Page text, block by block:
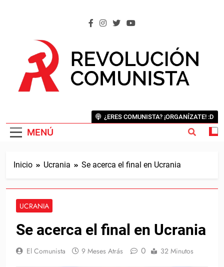
MENÚ
¿ERES COMUNISTA? ¡ORGANÍZATE! :D
Inicio Ucrania Se acerca el final en Ucrania
UCRANIA
Se acerca el final en Ucrania
El Comunista 9 Meses Atrás 0 32 Minutos